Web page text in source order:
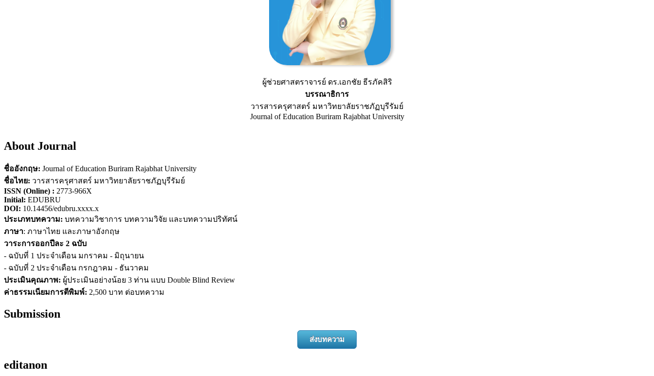
ผู้ช่วยศาสตราจารย์ ดร.เอกชัย ธีรภัคสิริ
บรรณาธิการ
วารสารครุศาสตร์ มหาวิทยาลัยราชภัฏบุรีรัมย์
Journal of Education Buriram Rajabhat University
About Journal
ชื่ออังกฤษ: Journal of Education Buriram Rajabhat University
ชื่อไทย: วารสารครุศาสตร์ มหาวิทยาลัยราชภัฏบุรีรัมย์
ISSN (Online) : 2773-966X
Initial: EDUBRU
DOI: 10.14456/edubru.xxxx.x
ประเภทบทความ: บทความวิชาการ บทความวิจัย และบทความปริทัศน์
ภาษา: ภาษาไทย และภาษาอังกฤษ
วาระการออกปีละ 2 ฉบับ
- ฉบับที่ 1 ประจำเดือน มกราคม - มิถุนายน
- ฉบับที่ 2 ประจำเดือน กรกฎาคม - ธันวาคม
ประเมินคุณภาพ: ผู้ประเมินอย่างน้อย 3 ท่าน แบบ Double Blind Review
ค่าธรรมเนียมการตีพิมพ์: 2,500 บาท ต่อบทความ
Submission
ส่งบทความ
editanon